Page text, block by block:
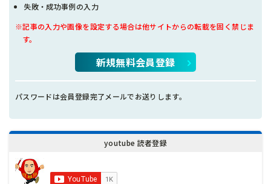
失敗・成功事例の入力
※記事の入力や画像を設定する場合は他サイトからの転載を固く禁じま
す。
新規無料会員登録
パスワードは会員登録完了メールでお送りします。
youtube 読者登録